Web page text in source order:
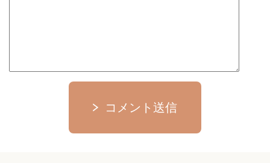
コメント送信